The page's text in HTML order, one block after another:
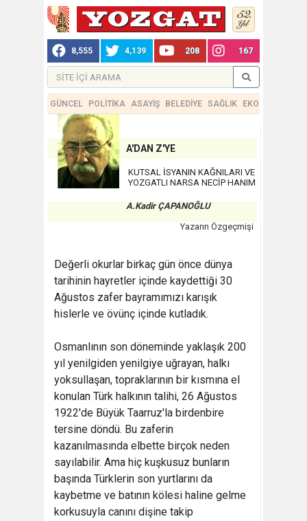
8,555 4,139 208 167
GÜNCEL POLİTİKA ASAYİŞ BELEDİYE SAĞLIK EKONOMİ
A'DAN Z'YE
KUTSAL İSYANIN KAĞNILARI VE
YOZGATLI NARSA NECİP HANIM
A.Kadir ÇAPANOĞLU
Yazarın Özgeçmişi
Değerli okurlar birkaç gün önce dünya
tarihinin hayretler içinde kaydettiği 30
Ağustos zafer bayramımızı karışık
hislerle ve övünç içinde kutladık.
Osmanlının son döneminde yaklaşık 200
yıl yenilgiden yenilgiye uğrayan, halkı
yoksullaşan, topraklarının bir kısmına el
konulan Türk halkının talihi, 26 Ağustos
1922'de Büyük Taarruz'la birdenbire
tersine döndü. Bu zaferin
kazanılmasında elbette birçok neden
sayılabilir. Ama hiç kuşkusuz bunların
başında Türklerin son yurtlarını da
kaybetme ve batının kölesi haline gelme
korkusuyla canını dişine takip